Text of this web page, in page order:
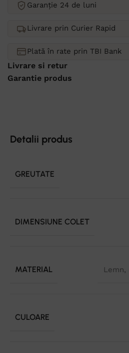
Garanție 24 de luni
Livrare prin Curier Rapid
Plată în rate prin TBI Bank
Livrare si retur
Garantie produs
Detalii produs
GREUTATE
DIMENSIUNE COLET
MATERIAL Lemn,
CULOARE